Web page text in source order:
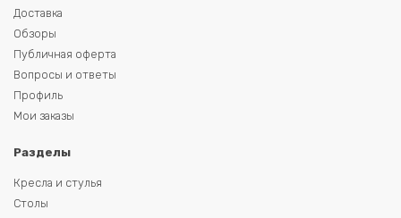
Доставка
Обзоры
Публичная оферта
Вопросы и ответы
Профиль
Мои заказы
Разделы
Кресла и стулья
Столы